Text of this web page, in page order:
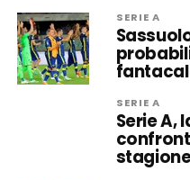
SERIE A
SERIE A
Serie A,